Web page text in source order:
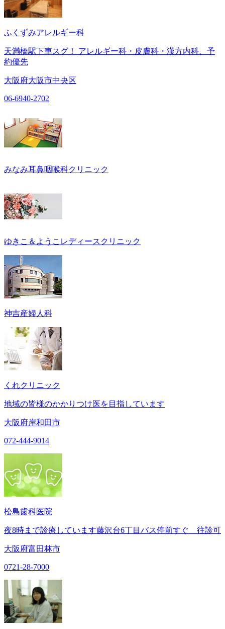
ふくずみアレルギー科
天満橋駅下車スグ！ アレルギー科・皮膚科・漢方内科、予
約優先
大阪府大阪市中央区
06-6940-2702
みなみ耳鼻咽喉科クリニック
ゆきこ＆ようこレディースクリニック
神吉産婦人科
くれクリニック
地域の皆様のかかりつけ医を目指しています
大阪府岸和田市
072-444-9014
松島歯科医院
夜8時まで診療しています藤沢台6丁目バス停前すぐ 往診可
大阪府富田林市
0721-28-7000